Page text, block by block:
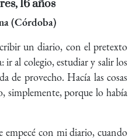
16 años
(Córdoba)
un diario, con el pretexto
al colegio, estudiar y salir los
de provecho. Hacía las cosas
simplemente, porque lo había
empecé con mi diario, cuando